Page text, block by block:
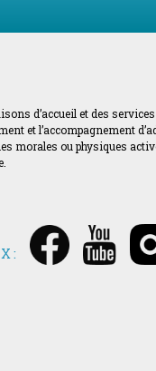
d’accueil et des
et l’accompagnement
morales ou physiques
: